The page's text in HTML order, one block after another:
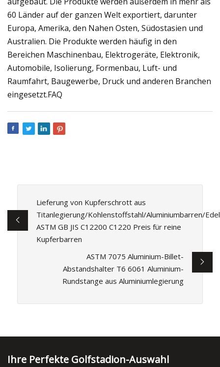
60 Länder auf der ganzen Welt exportiert, darunter
Europa, Amerika, den Nahen Osten, Südostasien und
Australien. Die Produkte werden häufig in den
Bereichen Maschinenbau, Elektrogeräte, Elektronik,
Automobile, Isolierung, Formenbau, Luft- und
Raumfahrt, Baugewerbe, Druck und anderen Branchen
eingesetzt.FAQ
Lieferung von Kupferschrott aus
Titanlegierung/Kohlenstoffstahl/Aluminiumbarren/
ASTM GB JIS C12200 C1220 Preis für reine
Kupferbarren
ASTM 7075 Aluminium-Billet-
Abstandshalter T6 6061 Aluminium-
Rundstange aus Aluminiumlegierung
Ihre Perfekte Golfstadion-Auswahl